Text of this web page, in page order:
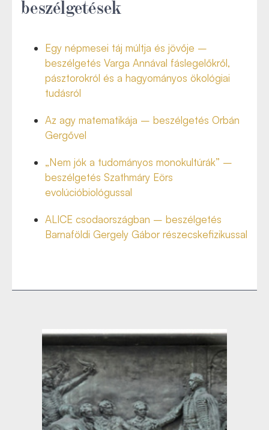
beszélgetések
Egy népmesei táj múltja és jövője –
beszélgetés Varga Annával fáslegelőkről,
pásztorokról és a hagyományos ökológiai
tudásról
Az agy matematikája – beszélgetés Orbán
Gergővel
„Nem jók a tudományos monokultúrák” –
beszélgetés Szathmáry Eörs
evolúcióbiológussal
ALICE csodaországban – beszélgetés
Barnaföldi Gergely Gábor részecskefizikussal